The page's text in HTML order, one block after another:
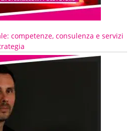
competenze, consulenza e servizi